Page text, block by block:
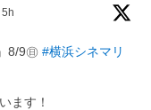
5h
8/9㊐#横浜シネマリ
ます！